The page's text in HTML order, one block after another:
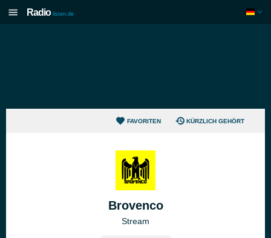
Radio listen.de
FAVORITEN KÜRZLICH GEHÖRT
Brovenco
Stream